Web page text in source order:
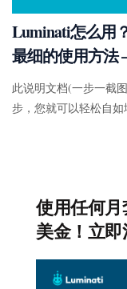
Luminati怎么用
最细的使用方法
此说明文档(一步一截
步，您就可以轻松自
使用任何月
美金！立